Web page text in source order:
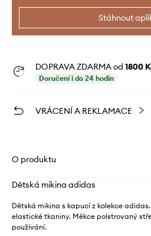
Stáhnout
DOPRAVA ZDARMA od 1800
Doručení i do 24 hodin
VRÁCENÍ A REKLAMACE
O produktu
Dětská mikina adidas
Dětská mikina s kapucí z kolekce
elastické tkaniny. Měkce polstrovaný
používání.